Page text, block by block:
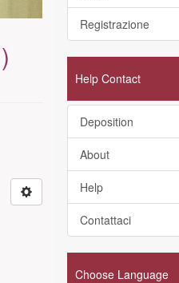
Registrazione
Help Contact
Deposition
About
Help
Contattaci
Choose Language